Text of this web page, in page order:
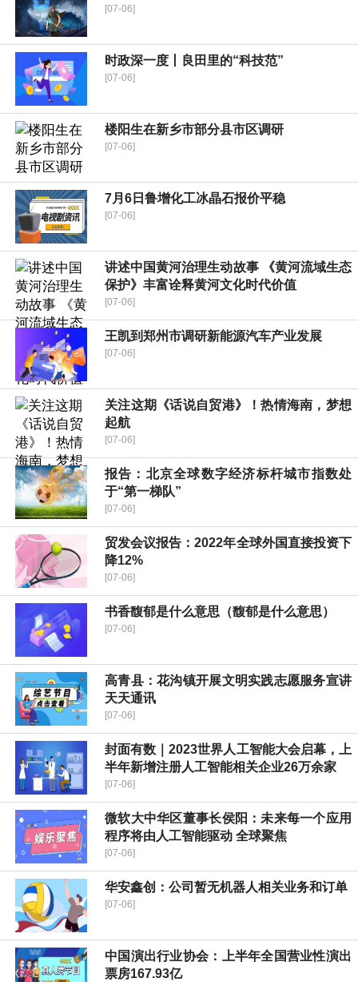
[07-06]
时政深一度丨良田里的“科技范”
[07-06]
楼阳生在新乡市部分县市区调研
[07-06]
7月6日鲁增化工冰晶石报价平稳
[07-06]
讲述中国黄河治理生动故事 《黄河流域生态
保护》丰富诠释黄河文化时代价值
[07-06]
王凯到郑州市调研新能源汽车产业发展
[07-06]
关注这期《话说自贸港》！热情海南，梦想
起航
[07-06]
报告：北京全球数字经济标杆城市指数处
于“第一梯队”
[07-06]
贸发会议报告：2022年全球外国直接投资下
降12%
[07-06]
书香馥郁是什么意思（馥郁是什么意思）
[07-06]
高青县：花沟镇开展文明实践志愿服务宣讲
天天通讯
[07-06]
封面有数｜2023世界人工智能大会启幕，上
半年新增注册人工智能相关企业26万余家
[07-06]
微软大中华区董事长侯阳：未来每一个应用
程序将由人工智能驱动 全球聚焦
[07-06]
华安鑫创：公司暂无机器人相关业务和订单
[07-06]
中国演出行业协会：上半年全国营业性演出
票房167.93亿